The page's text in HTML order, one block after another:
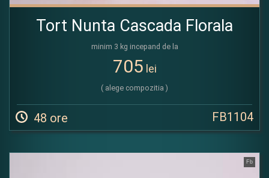
Tort Nunta Cascada Florala
minim 3 kg incepand de la
705 lei
( alege compozitia )
48 ore FB1104
Fb